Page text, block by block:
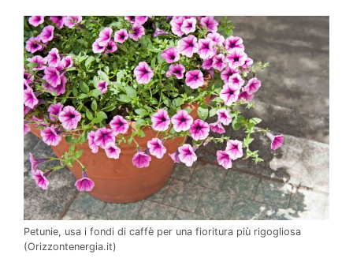
Petunie, usa i fondi di caffè per una fioritura più rigogliosa
(Orizzontenergia.it)